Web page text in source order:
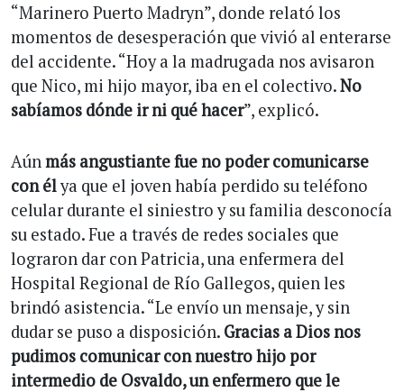
“Marinero Puerto Madryn”, donde relató los
momentos de desesperación que vivió al enterarse
del accidente. “Hoy a la madrugada nos avisaron
que Nico, mi hijo mayor, iba en el colectivo.No
sabíamos dónde ir ni qué hacer”, explicó.
Aúnmás angustiante fue no poder comunicarse
con élya que el joven había perdido su teléfono
celular durante el siniestro y su familia desconocía
su estado. Fue a través de redes sociales que
lograron dar con Patricia, una enfermera del
Hospital Regional de Río Gallegos, quien les
brindó asistencia. “Le envío un mensaje, y sin
dudar se puso a disposición. Gracias a Dios nos
pudimos comunicar con nuestro hijo por
intermedio de Osvaldo, un enfermero que le